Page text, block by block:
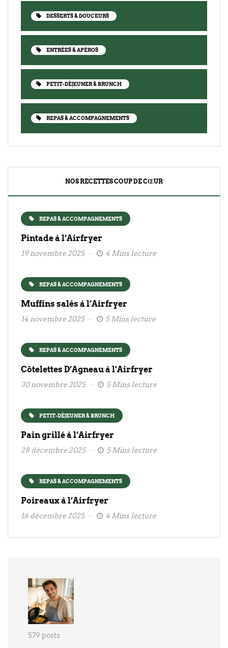
DESSERTS & DOUCEURS
ENTRÉES & APÉROS
PETIT-DÉJEUNER & BRUNCH
REPAS & ACCOMPAGNEMENTS
NOS RECETTES COUP DE CŒUR
REPAS & ACCOMPAGNEMENTS
Pintade à l’Airfryer
19 novembre 2025 4 Mins lecture
REPAS & ACCOMPAGNEMENTS
Muffins salés à l’Airfryer
14 novembre 2025 5 Mins lecture
REPAS & ACCOMPAGNEMENTS
Côtelettes D’Agneau à l’Airfryer
30 novembre 2025 5 Mins lecture
PETIT-DÉJEUNER & BRUNCH
Pain grillé à l’Airfryer
28 décembre 2025 5 Mins lecture
REPAS & ACCOMPAGNEMENTS
Poireaux à l’Airfryer
16 décembre 2025 4 Mins lecture
579 posts